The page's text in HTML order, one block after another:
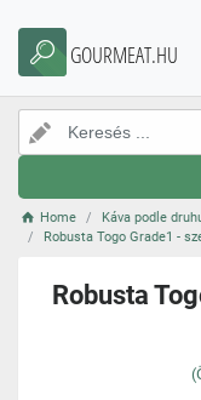
GOURMEAT.HU
Home Káva podle
Robusta Togo Grade1 -
Robusta